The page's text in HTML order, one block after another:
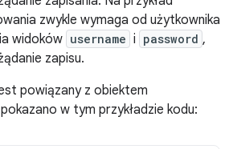
zwykle wymaga od użytkownika
widoków username i password ,
zapisu.
powiązany z obiektem
w tym przykładzie kodu: